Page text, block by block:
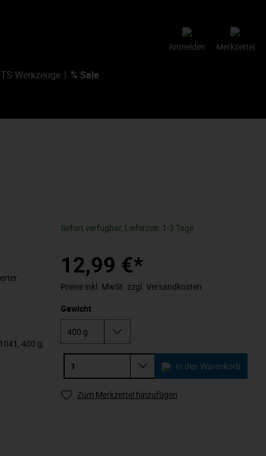
Merkzettel
Anmelden
Werkzeuge % Sale
400 g,
Sofort verfügbar, Lieferzeit: 1-3 Tage
12,99 €*
Preise inkl. MwSt. zzgl. Versandkosten
Gewicht
In den Warenkorb
Zum Merkzettel hinzufügen